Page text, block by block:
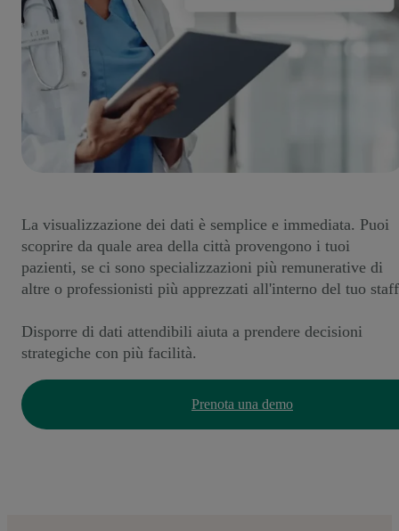
La visualizzazione dei dati è semplice e immediata. Puoi
scoprire da quale area della città provengono i tuoi
pazienti, se ci sono specializzazioni più remunerative di
altre o professionisti più apprezzati all'interno del tuo
Disporre di dati attendibili aiuta a prendere decisioni
strategiche con più facilità.
Prenota una demo